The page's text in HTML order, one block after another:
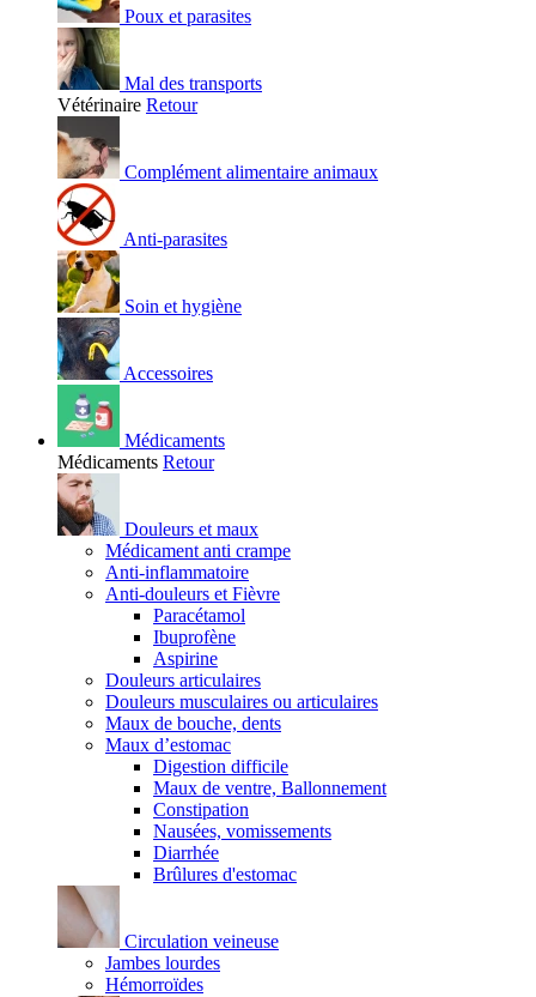
Poux et parasites
Mal des transports
Vétérinaire Retour
Complément alimentaire animaux
Anti-parasites
Soin et hygiène
Accessoires
Médicaments
Médicaments Retour
Douleurs et maux
Médicament anti crampe
Anti-inflammatoire
Anti-douleurs et Fièvre
Paracétamol
Ibuprofène
Aspirine
Douleurs articulaires
Douleurs musculaires ou articulaires
Maux de bouche, dents
Maux d’estomac
Digestion difficile
Maux de ventre, Ballonnement
Constipation
Nausées, vomissements
Diarrhée
Brûlures d'estomac
Circulation veineuse
Jambes lourdes
Hémorroïdes